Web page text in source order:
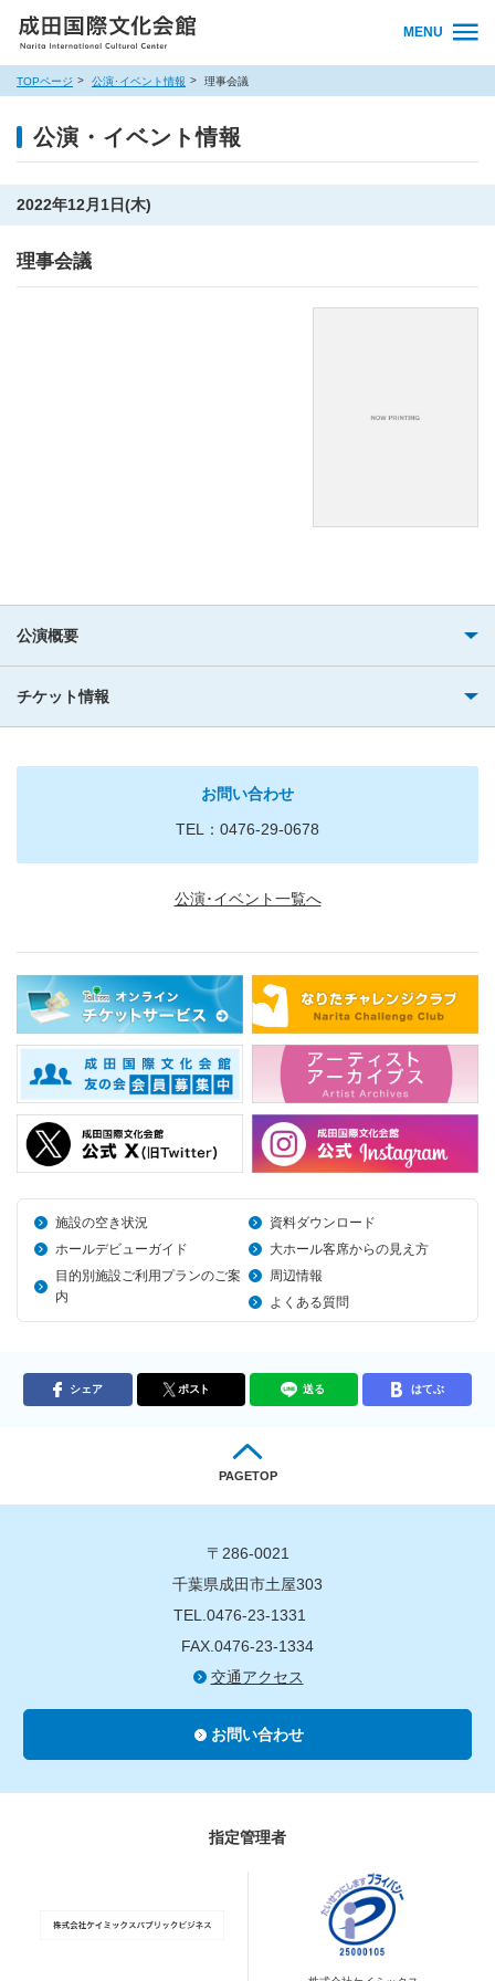
MENU
TOPページ 公演･イベント情報 理事会議
公演・イベント情報
2022年12月1日(木)
理事会議
公演概要
チケット情報
お問い合わせ
TEL：0476-29-0678
公演･イベント一覧へ
施設の空き状況
資料ダウンロード
ホールデビューガイド
大ホール客席からの見え方
目的別施設ご利用プランのご案
内
周辺情報
よくある質問
シェア ポスト 送る はてぶ
PAGETOP
〒286-0021
千葉県成田市土屋303
TEL.0476-23-1331
FAX.0476-23-1334
交通アクセス
お問い合わせ
指定管理者